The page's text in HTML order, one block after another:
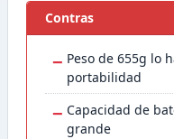
Contras
− Peso de 655g lo
portabilidad
− Capacidad de
grande